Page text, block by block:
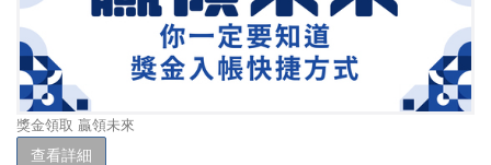
獎金領取 贏領未來
查看詳細